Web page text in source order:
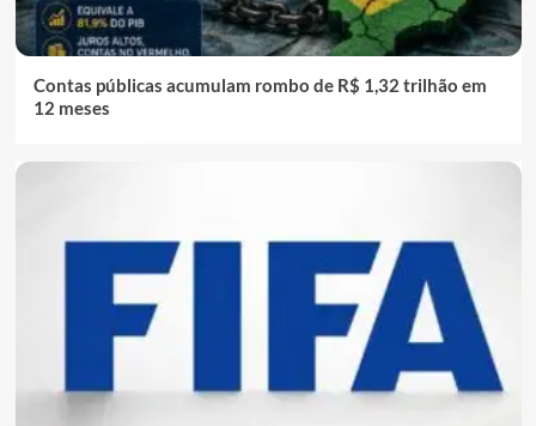
Contas públicas acumulam rombo de R$ 1,32 trilhão em
12 meses